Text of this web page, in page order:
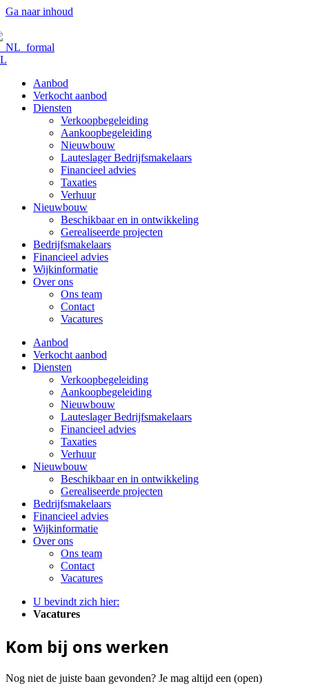
Ga naar inhoud
Aanbod
Verkocht aanbod
Diensten
Verkoopbegeleiding
Aankoopbegeleiding
Nieuwbouw
Lauteslager Bedrijfsmakelaars
Financieel advies
Taxaties
Verhuur
Nieuwbouw
Beschikbaar en in ontwikkeling
Gerealiseerde projecten
Bedrijfsmakelaars
Financieel advies
Wijkinformatie
Over ons
Ons team
Contact
Vacatures
Aanbod
Verkocht aanbod
Diensten
Verkoopbegeleiding
Aankoopbegeleiding
Nieuwbouw
Lauteslager Bedrijfsmakelaars
Financieel advies
Taxaties
Verhuur
Nieuwbouw
Beschikbaar en in ontwikkeling
Gerealiseerde projecten
Bedrijfsmakelaars
Financieel advies
Wijkinformatie
Over ons
Ons team
Contact
Vacatures
U bevindt zich hier:
Vacatures
Kom bij ons werken
Nog niet de juiste baan gevonden? Je mag altijd een (open)